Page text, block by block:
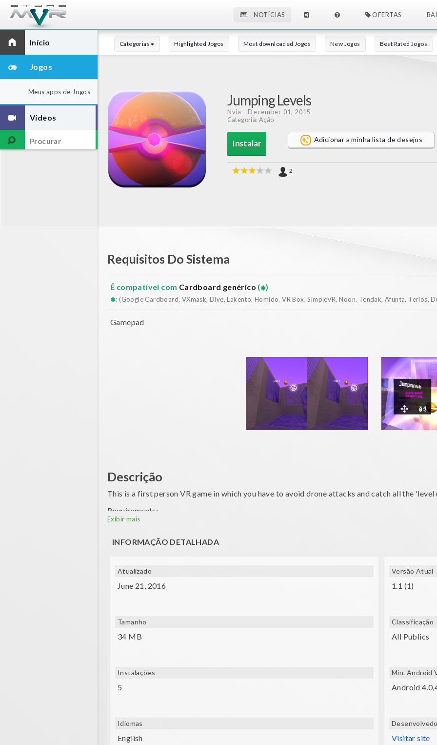
NOTÍCIAS OFERTAS
Início
Jogos
Meus apps de Jogos
Vídeos
Categorias Highlighted Jogos Most downloaded Jogos New Jogos Best Rated Jogos
Jumping Levels
Nvía - December 01, 2015
Categoria: Ação
Instalar Adicionar a minha lista de desejos
2
Requisitos Do Sistema
É compatível com Cardboard genérico ( )
: (Google Cardboard, VXmask, Dive, Lakento, Homido, VR Box, SimpleVR, Noon, Tendak, Afunta, Terios,
Gamepad
Descrição
This is a first person VR game in which you have to avoid drone attacks and catch all the 'level
Requirements:
- Compatible VR glasses (VXMASK, Lakento, Durovis, Google Cardboard, etc.)
Exibir mais
INFORMAÇÃO DETALHADA
Atualizado
June 21, 2016
Tamanho
34 MB
Instalações
5
Idiomas
English
Versão Atual
1.1 (1)
Classificação
All Publics
Min. Android
Android
Visitar site